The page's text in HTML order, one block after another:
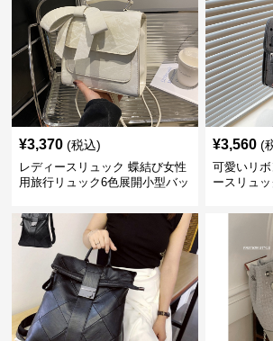
¥3,370 (税込)
レディースリュック 蝶結び女性
用旅行リュック6色展開小型バッ
¥3,560 (
可愛いリ
ースリュ